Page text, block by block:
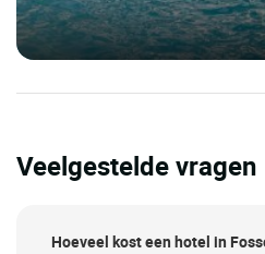
Veelgestelde vragen
Hoeveel kost een hotel in